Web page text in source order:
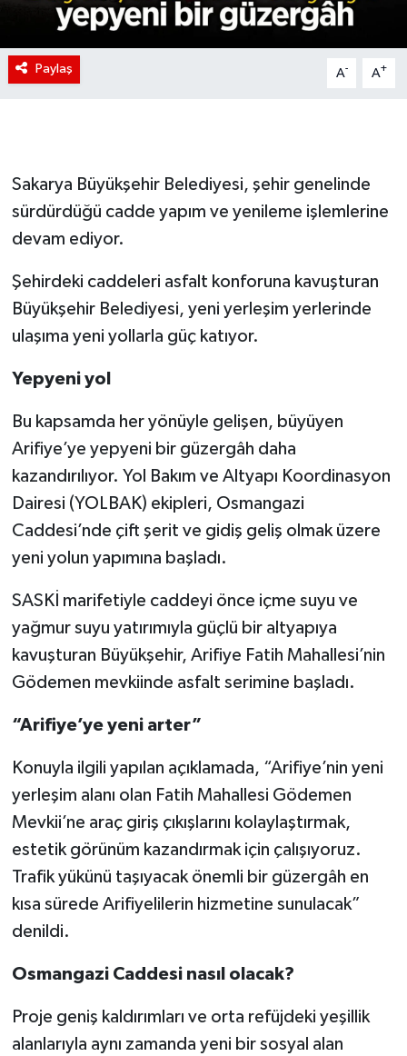
Paylaş A- A+
Sakarya Büyükşehir Belediyesi, şehir genelinde
sürdürdüğü cadde yapım ve yenileme işlemlerine
devam ediyor.
Şehirdeki caddeleri asfalt konforuna kavuşturan
Büyükşehir Belediyesi, yeni yerleşim yerlerinde
ulaşıma yeni yollarla güç katıyor.
Yepyeni yol
Bu kapsamda her yönüyle gelişen, büyüyen
Arifiye’ye yepyeni bir güzergâh daha
kazandırılıyor. Yol Bakım ve Altyapı Koordinasyon
Dairesi (YOLBAK) ekipleri, Osmangazi
Caddesi’nde çift şerit ve gidiş geliş olmak üzere
yeni yolun yapımına başladı.
SASKİ marifetiyle caddeyi önce içme suyu ve
yağmur suyu yatırımıyla güçlü bir altyapıya
kavuşturan Büyükşehir, Arifiye Fatih Mahallesi’nin
Gödemen mevkiinde asfalt serimine başladı.
“Arifiye’ye yeni arter”
Konuyla ilgili yapılan açıklamada, “Arifiye’nin yeni
yerleşim alanı olan Fatih Mahallesi Gödemen
Mevkii’ne araç giriş çıkışlarını kolaylaştırmak,
estetik görünüm kazandırmak için çalışıyoruz.
Trafik yükünü taşıyacak önemli bir güzergâh en
kısa sürede Arifiyelilerin hizmetine sunulacak”
denildi.
Osmangazi Caddesi nasıl olacak?
Proje geniş kaldırımları ve orta refüjdeki yeşillik
alanlarıyla aynı zamanda yeni bir sosyal alan